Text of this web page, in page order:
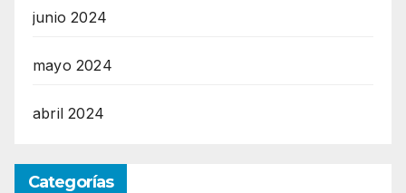
junio 2024
mayo 2024
abril 2024
Categorías